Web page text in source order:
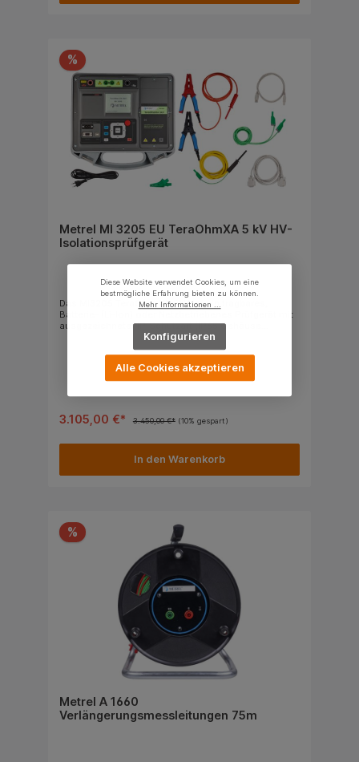
%
Metrel MI 3205 EU TeraOhmXA 5 kV HV-
Isolationsprüfgerät
Das MI3205 TeraOhm XA 5kV ist ein tragbares,
Batterie- (Li-Ion) oder Netzbetriebenes Prüfgerät mit
ausgezeichneter IP-Schutzart (IP65 Gehäuse
geschlossen und IP54 Gehäuse offen), zur
Bestimmung des Isolationswiderstands, durch
Verwendung von Hoch-Prüfspannungen bis 5kV. Es
wurde entwickelt und produziert mit dem
umfangreichen Wissen und der Erfahrung die über
viele Jahre durch die Arbeit in diesem Bereich
3.105,00 €* 3.450,00 €* (10% gespart)
In den Warenkorb
%
Metrel A 1660
Verlängerungsmessleitungen 75m
Diese Website verwendet Cookies, um eine
bestmögliche Erfahrung bieten zu können.
Mehr Informationen ...
Konfigurieren
Alle Cookies akzeptieren